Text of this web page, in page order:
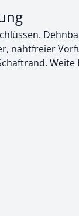
3:
nahtfreier
Weite